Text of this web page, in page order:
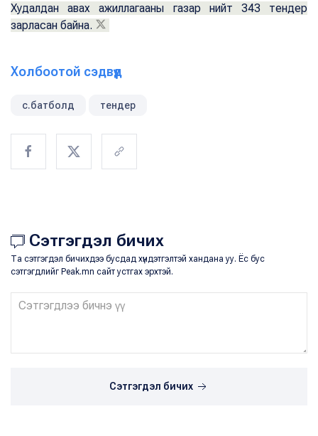
Худалдан авах ажиллагааны газар нийт 343 тендер
зарласан байна.
Холбоотой сэдвүүд
с.батболд тендер
Сэтгэгдэл бичих
Та сэтгэгдэл бичихдээ бусдад хүндэтгэлтэй хандана уу. Ёс бус
сэтгэгдлийг Peak.mn сайт устгах эрхтэй.
Сэтгэгдэл бичих